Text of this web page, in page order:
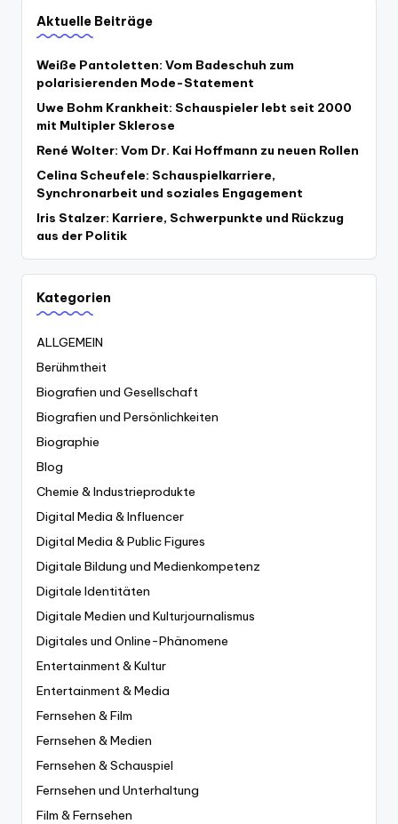
Aktuelle Beiträge
Weiße Pantoletten: Vom Badeschuh zum
polarisierenden Mode-Statement
Uwe Bohm Krankheit: Schauspieler lebt seit 2000
mit Multipler Sklerose
René Wolter: Vom Dr. Kai Hoffmann zu neuen Rollen
Celina Scheufele: Schauspielkarriere,
Synchronarbeit und soziales Engagement
Iris Stalzer: Karriere, Schwerpunkte und Rückzug
aus der Politik
Kategorien
ALLGEMEIN
Berühmtheit
Biografien und Gesellschaft
Biografien und Persönlichkeiten
Biographie
Blog
Chemie & Industrieprodukte
Digital Media & Influencer
Digital Media & Public Figures
Digitale Bildung und Medienkompetenz
Digitale Identitäten
Digitale Medien und Kulturjournalismus
Digitales und Online-Phänomene
Entertainment & Kultur
Entertainment & Media
Fernsehen & Film
Fernsehen & Medien
Fernsehen & Schauspiel
Fernsehen und Unterhaltung
Film & Fernsehen